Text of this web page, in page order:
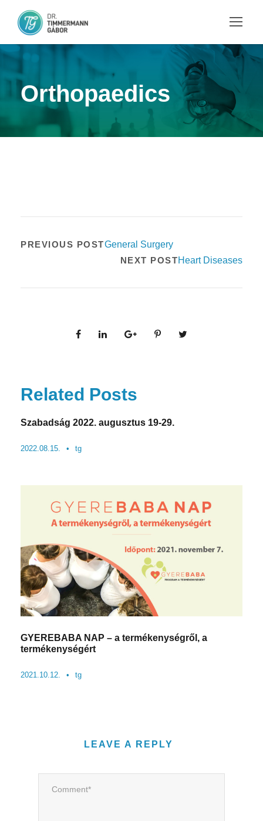
Orthopaedics
PREVIOUS POSTGeneral Surgery
NEXT POSTHeart Diseases
Related Posts
Szabadság 2022. augusztus 19-29.
2022.08.15. • tg
GYEREBABA NAP – a termékenységről, a
termékenységért
2021.10.12. • tg
LEAVE A REPLY